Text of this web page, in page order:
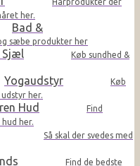
her.
Bad &
sæbe produkter her
Sjæl
Køb sundhed &
Yogaudstyr
Køb
her.
Hud
Find
her.
Så skal der svedes med
Find de bedste